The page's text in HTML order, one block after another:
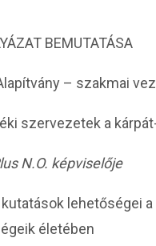
BEMUTATÁSA
– szakmai
szervezetek a
N.O. képviselője
kutatások lehetőségei
életében